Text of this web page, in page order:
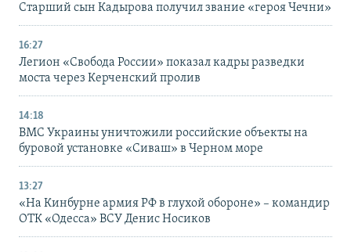
Старший сын Кадырова получил звание «героя Чечни»
16:27
Легион «Свобода России» показал кадры разведки
моста через Керченский пролив
14:18
ВМС Украины уничтожили российские объекты на
буровой установке «Сиваш» в Черном море
13:27
«На Кинбурне армия РФ в глухой обороне» – командир
ОТК «Одесса» ВСУ Денис Носиков